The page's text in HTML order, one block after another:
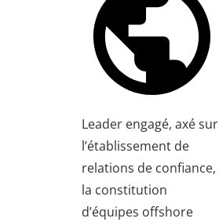
Leader engagé, axé sur
l’établissement de
relations de confiance,
la constitution
d’équipes offshore